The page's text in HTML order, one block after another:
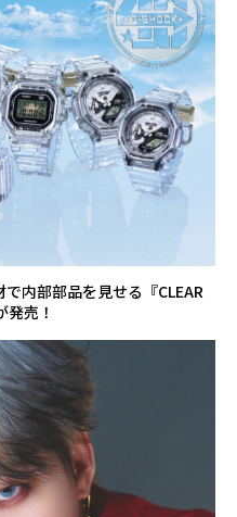
内部部品を見せる『CLEAR
発売！